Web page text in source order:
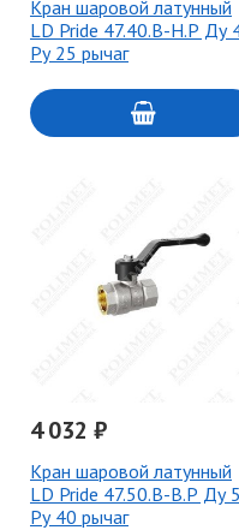
Кран шаровой латунный
LD Pride 47.40.В-Н.Р Ду
Ру 25 рычаг
4 032 ₽
Кран шаровой латунный
LD Pride 47.50.В-В.Р Ду
Ру 40 рычаг